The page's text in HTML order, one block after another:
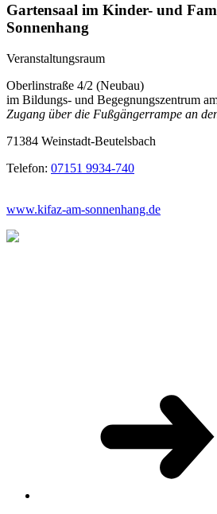
Gartensaal im Kinder- und
Sonnenhang
Veranstaltungsraum
Oberlinstraße 4/2 (Neubau)
im Bildungs- und Begegnungszentrum
Zugang über die Fußgängerrampe an
71384 Weinstadt-Beutelsbach
Telefon: 07151 9934-740
www.kifaz-am-sonnenhang.de